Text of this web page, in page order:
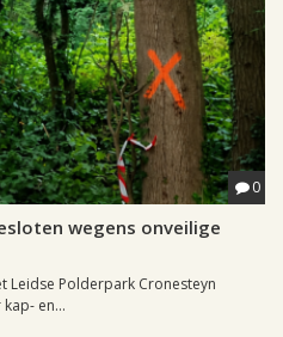
0
wegens onveilige
Leidse Polderpark Cronesteyn
en...